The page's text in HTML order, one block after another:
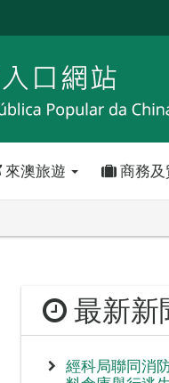
來澳旅遊 商務及
最新新
經科局聯同消